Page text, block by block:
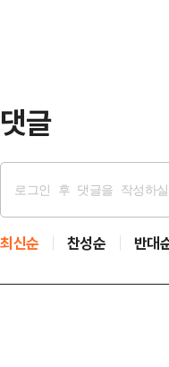
댓글
최신순 찬성순 반대